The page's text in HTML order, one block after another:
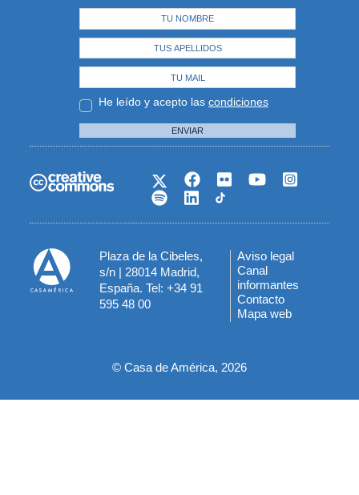
He leído y acepto las condiciones
ENVIAR
Plaza de la Cibeles,
s/n | 28014 Madrid,
España. Tel: +34 91
595 48 00
Menú
del
pie
Aviso legal
Canal
informantes
Contacto
Mapa web
© Casa de América, 2026